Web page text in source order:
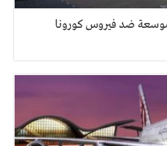
ضد فيروس كورونا